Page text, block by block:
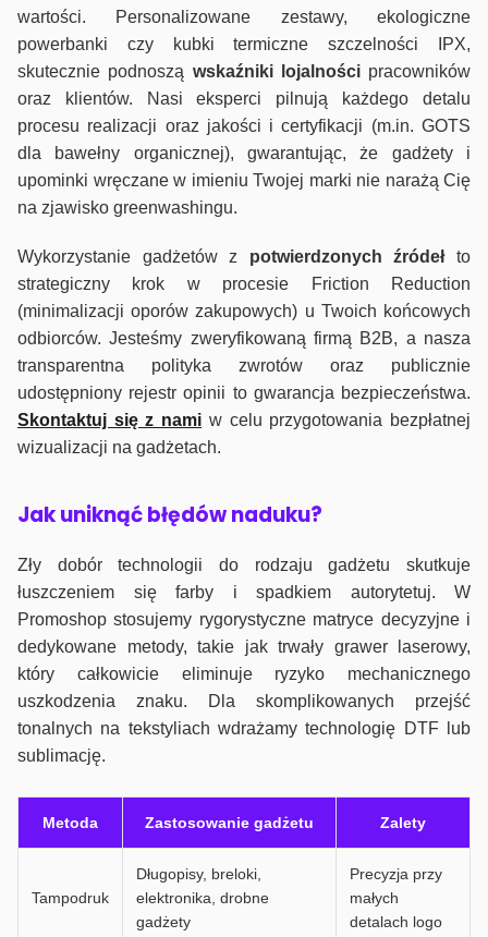
wartości. Personalizowane zestawy, ekologiczne
powerbanki czy kubki termiczne szczelności IPX,
skutecznie podnoszą wskaźniki lojalnościpracowników
oraz klientów. Nasi eksperci pilnują każdego detalu
procesu realizacji oraz jakości i certyfikacji (m.in. GOTS
dla bawełny organicznej), gwarantując, że gadżety i
upominki wręczane w imieniu Twojej marki nie narażą Cię
na zjawisko greenwashingu.
Wykorzystanie gadżetów z potwierdzonych źródełto
strategiczny krok w procesie Friction Reduction
(minimalizacji oporów zakupowych) u Twoich końcowych
odbiorców. Jesteśmy zweryfikowaną firmą B2B, a nasza
transparentna polityka zwrotów oraz publicznie
udostępniony rejestr opinii to gwarancja bezpieczeństwa.
Skontaktuj się z nami w celu przygotowania bezpłatnej
wizualizacji na gadżetach.
Jak uniknąć błędów naduku?
Zły dobór technologii do rodzaju gadżetu skutkuje
łuszczeniem się farby i spadkiem autorytetuj. W
Promoshop stosujemy rygorystyczne matryce decyzyjne i
dedykowane metody, takie jak trwały grawer laserowy,
który całkowicie eliminuje ryzyko mechanicznego
uszkodzenia znaku. Dla skomplikowanych przejść
tonalnych na tekstyliach wdrażamy technologię DTF lub
sublimację.
Metoda Zastosowanie gadżetu Zalety
Tampodruk
Długopisy, breloki,
elektronika, drobne
gadżety
Precyzja przy
małych
detalach logo